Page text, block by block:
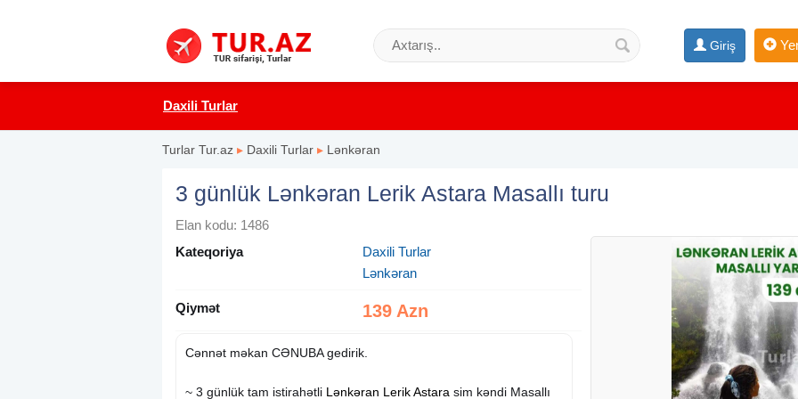
Giriş
Daxili Turlar
Turlar Tur.az ▸ Daxili Turlar ▸ Lənkəran
3 günlük Lənkəran Lerik Astara Masallı turu
Elan kodu: 1486
Kateqoriya
Daxili Turlar
Lənkəran
Qiymət 139 Azn
Cənnət məkan CƏNUBA gedirik.
~ 3 günlük tam istirahətli Lənkəran LerikAstara sim kəndi Masallı